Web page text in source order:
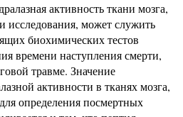
активность ткани мозга,
исследования, может служить
биохимических тестов
времени наступления смерти,
травме. Значение
активности в тканях мозга,
определения посмертных